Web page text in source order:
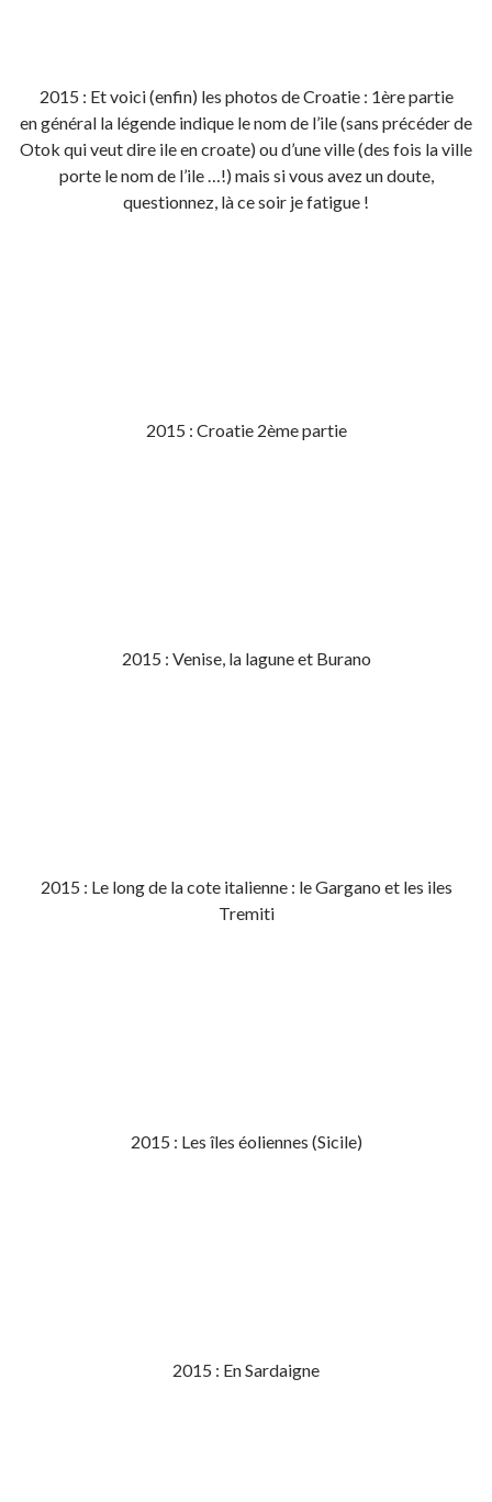
2015 : Et voici (enfin) les photos de Croatie : 1ère partie
en général la légende indique le nom de l’ile (sans précéder de
Otok qui veut dire ile en croate) ou d’une ville (des fois la ville
porte le nom de l’ile …!) mais si vous avez un doute,
questionnez, là ce soir je fatigue !
2015 : Croatie 2ème partie
2015 : Venise, la lagune et Burano
2015 : Le long de la cote italienne : le Gargano et les iles
Tremiti
2015 : Les îles éoliennes (Sicile)
2015 : En Sardaigne